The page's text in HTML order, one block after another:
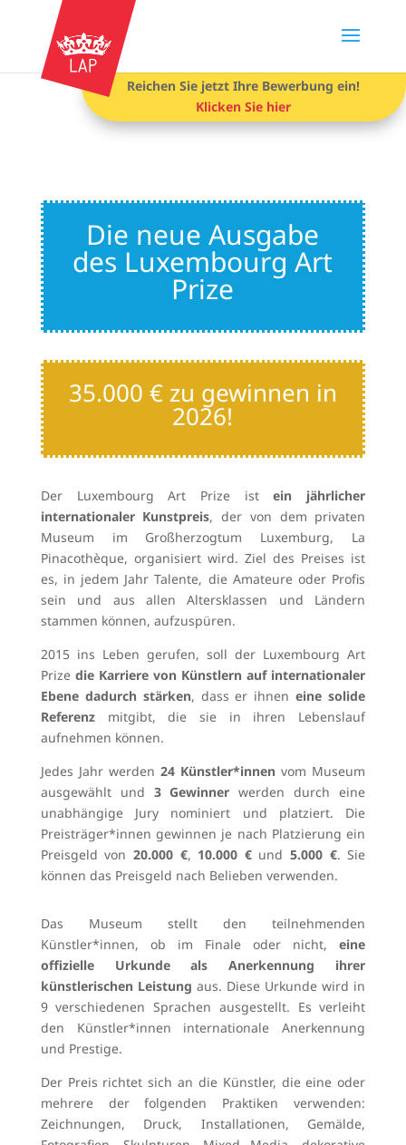
Reichen Sie jetzt Ihre Bewerbung ein!
Klicken Sie hier
Die neue Ausgabe
des Luxembourg Art
Prize
35.000 € zu gewinnen in
2026!
Der Luxembourg Art Prize istein jährlicher
internationaler Kunstpreis, der von dem privaten
Museum im Großherzogtum Luxemburg, La
Pinacothèque, organisiert wird. Ziel des Preises ist
es, in jedem Jahr Talente, die Amateure oder Profis
sein und aus allen Altersklassen und Ländern
stammen können, aufzuspüren.
2015 ins Leben gerufen, soll der Luxembourg Art
Prize die Karriere von Künstlern auf internationaler
Ebene dadurch stärken, dass er ihneneine solide
Referenzmitgibt, die sie in ihren Lebenslauf
aufnehmen können.
Jedes Jahr werden 24 Künstler*innen vom Museum
ausgewählt und 3 Gewinner werden durch eine
unabhängige Jury nominiert und platziert. Die
Preisträger*innen gewinnen je nach Platzierung ein
Preisgeld von 20.000 €, 10.000 €und5.000 €. Sie
können das Preisgeld nach Belieben verwenden.
Das Museum stellt den teilnehmenden
Künstler*innen, ob im Finale oder nicht,eine
offizielle Urkunde als Anerkennung ihrer
künstlerischen Leistung aus. Diese Urkunde wird in
9 verschiedenen Sprachen ausgestellt. Es verleiht
den Künstler*innen internationale Anerkennung
und Prestige.
Der Preis richtet sich an die Künstler, die eine oder
mehrere der folgenden Praktiken verwenden:
Zeichnungen, Druck, Installationen, Gemälde,